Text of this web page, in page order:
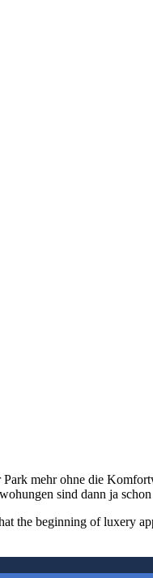
mehr ohne die
sind dann ja
the beginning of luxery